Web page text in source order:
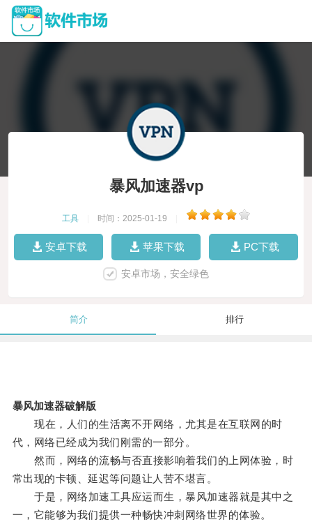
暴风加速器vp
工具 时间：2025-01-19
安卓下载 苹果下载 PC下载
安卓市场，安全绿色
简介 排行
暴风加速器破解版
现在，人们的生活离不开网络，尤其是在互联网的时
代，网络已经成为我们刚需的一部分。
然而，网络的流畅与否直接影响着我们的上网体验，时
常出现的卡顿、延迟等问题让人苦不堪言。
于是，网络加速工具应运而生，暴风加速器就是其中之
一，它能够为我们提供一种畅快冲刺网络世界的体验。